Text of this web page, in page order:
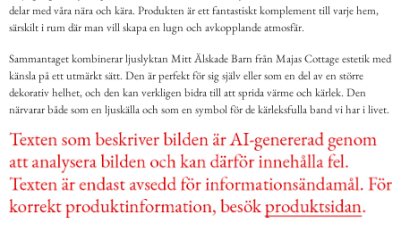
delar med våra nära och kära. Produkten är ett fantastiskt komplement till varje hem,
särskilt i rum där man vill skapa en lugn och avkopplande atmosfär.
Sammantaget kombinerar ljuslyktan Mitt Älskade Barn från Majas Cottage estetik med
känsla på ett utmärkt sätt. Den är perfekt för sig själv eller som en del av en större
dekorativ helhet, och den kan verkligen bidra till att sprida värme och kärlek. Den
närvarar både som en ljuskälla och som en symbol för de kärleksfulla band vi har i livet.